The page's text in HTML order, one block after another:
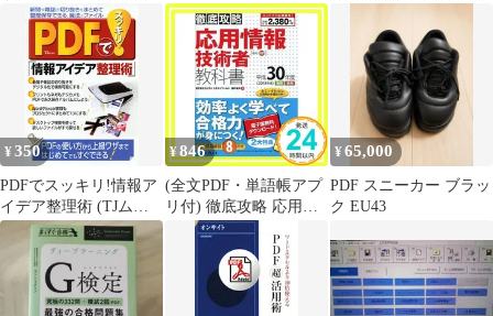
報技術者教科書 令和6
年度 株式会社わくわく
スタディワールド 瀬戸
美月
料や電子書籍を活用す
るテクニ
¥350
PDFでスッキリ!情報ア
イデア整理術 (TJムッ
ク)
¥846
(全文PDF・単語帳アプ
リ付) 徹底攻略 応用情
報技術者教科書 平成30
年度 株式会社わくわく
スタディワールド 瀬戸
¥65,000
PDF スニーカー ブラッ
ク EU43